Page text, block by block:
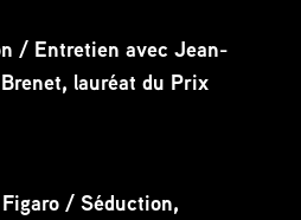
/ Entretien avec Jean-
lauréat du Prix
/ Séduction,